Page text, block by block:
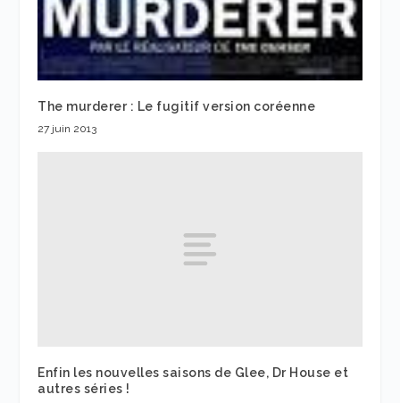
The murderer : Le fugitif version coréenne
27 juin 2013
Enfin les nouvelles saisons de Glee, Dr House et
autres séries !